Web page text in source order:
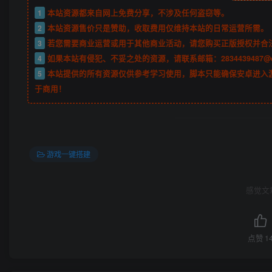
1
本站资源都来自网上免费分享，不涉及任何盗窃等。
2 本站资源售价只是赞助，收取费用仅维持本站的日常运营所需。
3 若您需要商业运营或用于其他商业活动，请您购买正版授权并合
4 如果本站有侵犯、不妥之处的资源，请联系邮箱：
5 本站提供的所有资源仅供参考学习使用，脚本只能确保安卓进
于商用！
游戏一键搭建
感觉
点赞